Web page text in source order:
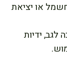
או יציאת
לגב, ידיות